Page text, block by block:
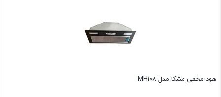
هود مخفی مشکا مدل MH108